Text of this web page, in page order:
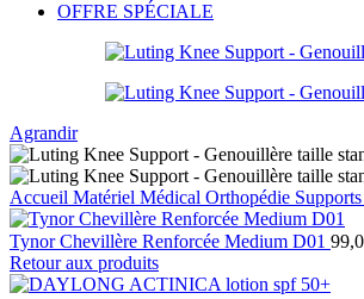
OFFRE SPÉCIALE
Agrandir
Accueil Matériel Médical Orthopédie
Tynor Chevillère Renforcée Medium D01
Retour aux produits